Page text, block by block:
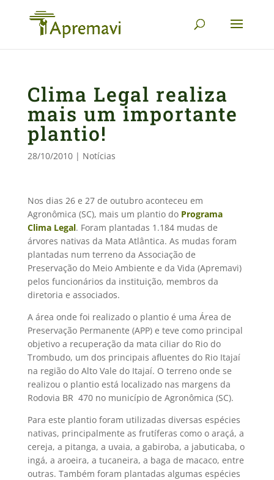
Clima Legal realiza
mais um importante
plantio!
28/10/2010| Notícias
Nos dias 26 e 27 de outubro aconteceu em
Agronômica (SC), mais um plantio do Programa
Clima Legal. Foram plantadas 1.184 mudas de
árvores nativas da Mata Atlântica. As mudas foram
plantadas num terreno da Associação de
Preservação do Meio Ambiente e da Vida (Apremavi)
pelos funcionários da instituição, membros da
diretoria e associados.
A área onde foi realizado o plantio é uma Área de
Preservação Permanente (APP) e teve como principal
objetivo a recuperação da mata ciliar do Rio do
Trombudo, um dos principais afluentes do Rio Itajaí
na região do Alto Vale do Itajaí. O terreno onde se
realizou o plantio está localizado nas margens da
Rodovia BR  470 no município de Agronômica (SC).
Para este plantio foram utilizadas diversas espécies
nativas, principalmente as frutíferas como o araçá, a
cereja, a pitanga, a uvaia, a gabiroba, a jabuticaba, o
ingá, a aroeira, a tucaneira, a baga de macaco, entre
outras. Também foram plantadas algumas espécies